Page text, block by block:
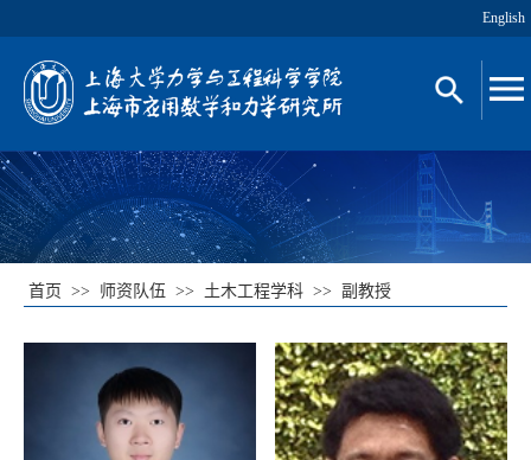
English
首页 >> 师资队伍 >> 土木工程学科 >> 副教授